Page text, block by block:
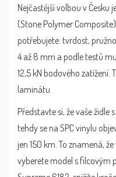
Nejčastější volbou v Česku
(Stone Polymer
potřebujete: tvrdost,
4 až 8 mm a podle testů
12,5 kN bodového zatížení.
laminátu.
Představte si, že vaše židle
tehdy se na SPC vinylu
jen 150 km. To znamená,
vyberete model s filcovým